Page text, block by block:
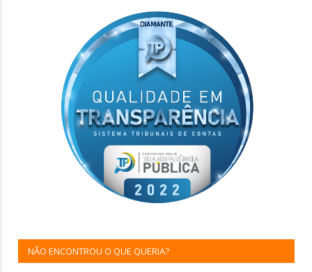
NÃO ENCONTROU O QUE QUERIA?